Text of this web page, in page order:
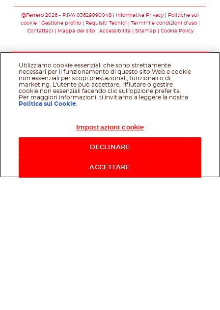
@Ferrero 2026 - P.IVA 03629090048 Informativa Privacy
Politiche sui
cookie
Gestione profilo Requisiti Tecnici
Termini e condizioni d’uso
Contattaci
Mappa del sito Accessibilità Sitemap Cookie Policy
Utilizziamo cookie essenziali che sono strettamente
necessari per il funzionamento di questo sito Web e cookie
non essenziali per scopi prestazionali, funzionali o di
marketing. L'utente può accettare, rifiutare o gestire
cookie non essenziali facendo clic sull'opzione preferita.
Per maggiori informazioni, ti invitiamo a leggere la nostra
Politica sui Cookie
Impostazioni cookie
DECLINARE
ACCETTARE